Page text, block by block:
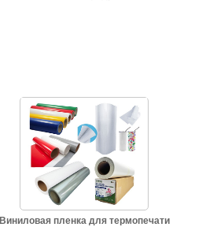
Виниловая пленка для термопечати